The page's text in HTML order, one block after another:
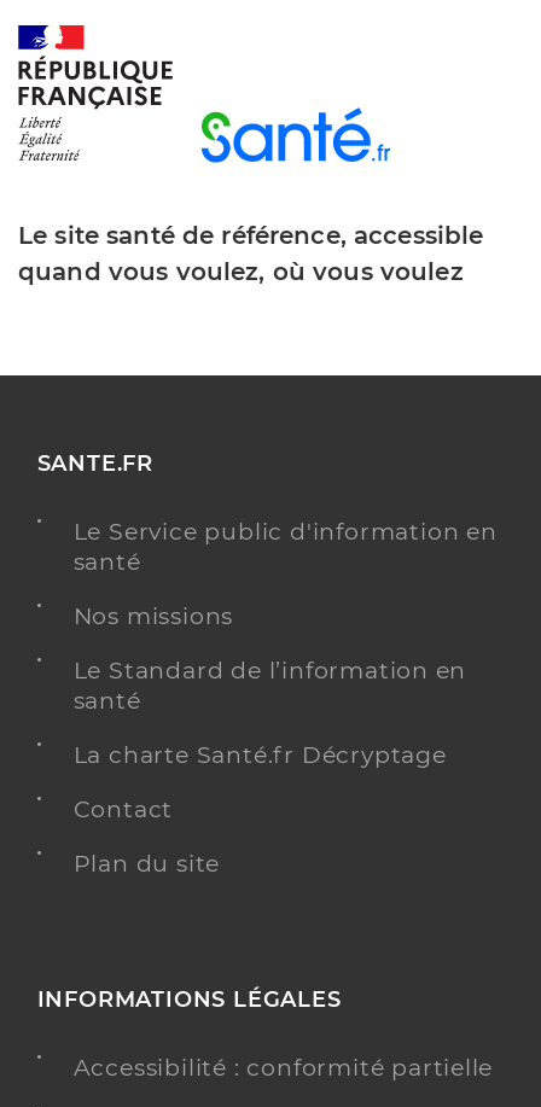
Le site santé de référence, accessible
quand vous voulez, où vous voulez
SANTE.FR
Le Service public d'information en
santé
Nos missions
Le Standard de l’information en
santé
La charte Santé.fr Décryptage
Contact
Plan du site
INFORMATIONS LÉGALES
Accessibilité : conformité partielle